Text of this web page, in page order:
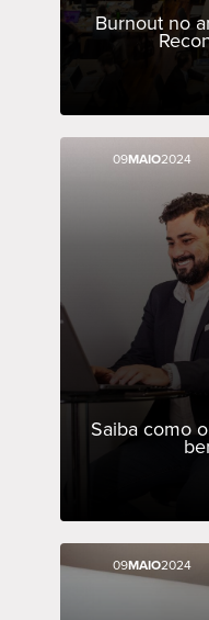
Burnout no
09MAIO2024
Saiba como
09MAIO2024
09MAIO2024
09MAIO2024